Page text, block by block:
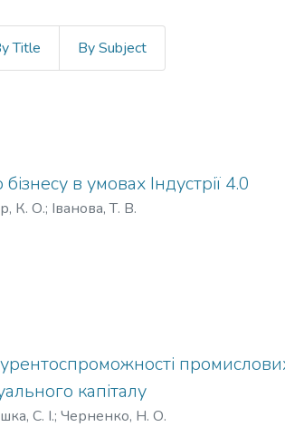
Title By Subject
в умовах Індустрії 4.0
К. О.; Іванова, Т. В.
капіталу
С. І.; Черненко, Н. О.